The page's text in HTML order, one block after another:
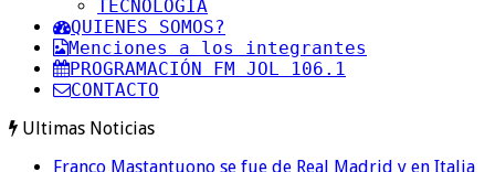
TECNOLOGIA
QUIENES SOMOS?
Menciones a los integrantes
PROGRAMACIÓN FM JOL 106.1
CONTACTO
Ultimas Noticias
Franco Mastantuono se fue de Real Madrid y en Italia